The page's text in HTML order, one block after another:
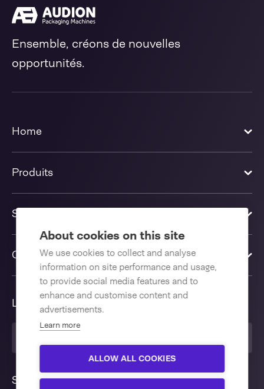
About cookies on this site
We use cookies to collect and analyse
information on site performance and usage,
to provide social media features and to
enhance and customise content and
advertisements.
Learn more
ALLOW ALL COOKIES
Ensemble, créons de nouvelles
opportunités.
Home
Produits
Solutions
Contactez-nous
Langue
Suivez nous